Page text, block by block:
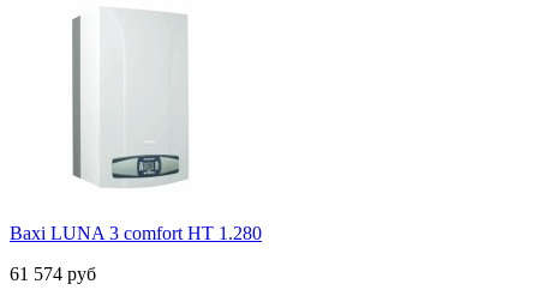
Baxi LUNA 3 comfort HT 1.280
61 574 руб